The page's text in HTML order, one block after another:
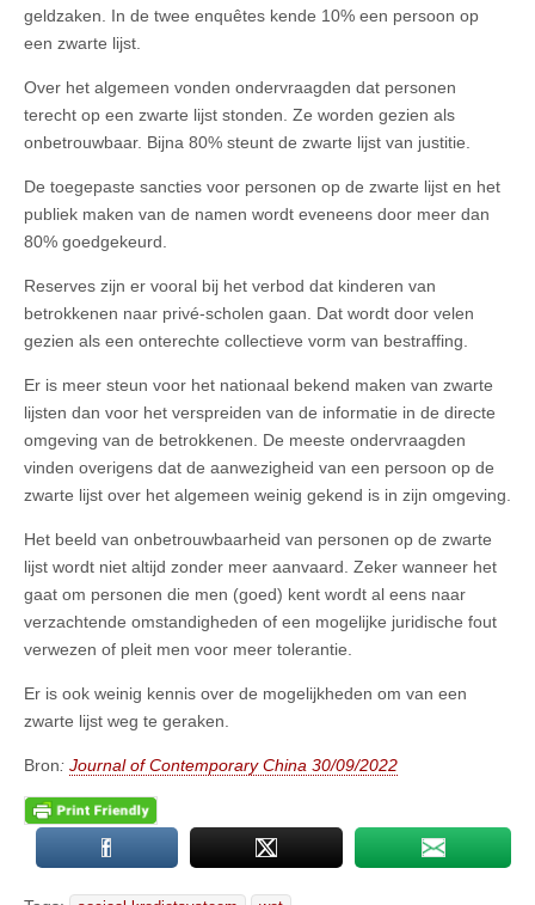
geldzaken. In de twee enquêtes kende 10% een persoon op
een zwarte lijst.
Over het algemeen vonden ondervraagden dat personen
terecht op een zwarte lijst stonden. Ze worden gezien als
onbetrouwbaar. Bijna 80% steunt de zwarte lijst van justitie.
De toegepaste sancties voor personen op de zwarte lijst en het
publiek maken van de namen wordt eveneens door meer dan
80% goedgekeurd.
Reserves zijn er vooral bij het verbod dat kinderen van
betrokkenen naar privé-scholen gaan. Dat wordt door velen
gezien als een onterechte collectieve vorm van bestraffing.
Er is meer steun voor het nationaal bekend maken van zwarte
lijsten dan voor het verspreiden van de informatie in de directe
omgeving van de betrokkenen. De meeste ondervraagden
vinden overigens dat de aanwezigheid van een persoon op de
zwarte lijst over het algemeen weinig gekend is in zijn omgeving.
Het beeld van onbetrouwbaarheid van personen op de zwarte
lijst wordt niet altijd zonder meer aanvaard. Zeker wanneer het
gaat om personen die men (goed) kent wordt al eens naar
verzachtende omstandigheden of een mogelijke juridische fout
verwezen of pleit men voor meer tolerantie.
Er is ook weinig kennis over de mogelijkheden om van een
zwarte lijst weg te geraken.
Bron: Journal of Contemporary China 30/09/2022